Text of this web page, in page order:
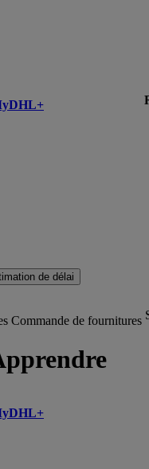
de délai
Commande de fournitures